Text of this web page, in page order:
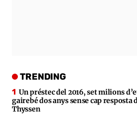
TRENDING
Un préstec del 2016, set milions
gairebé dos anys sense cap resposta
Thyssen